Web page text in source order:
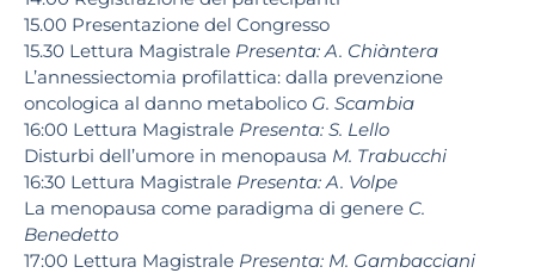
15.00 Presentazione del Congresso
15.30 Lettura Magistrale Presenta: A. Chiàntera
L’annessiectomia profilattica: dalla prevenzione
oncologica al danno metabolico G. Scambia
16:00 Lettura Magistrale Presenta: S. Lello
Disturbi dell’umore in menopausa M. Trabucchi
16:30 Lettura Magistrale Presenta: A. Volpe
La menopausa come paradigma di genere C.
Benedetto
17:00 Lettura Magistrale Presenta: M. Gambacciani